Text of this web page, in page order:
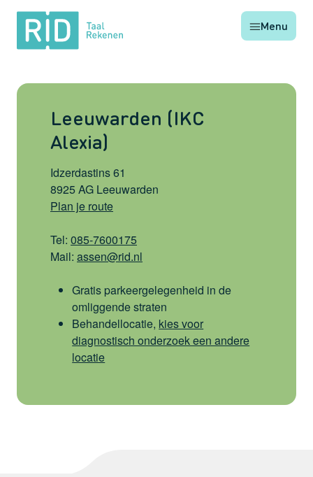
RID
Taal
Rekenen
Menu
Leeuwarden (IKC
Alexia)
Idzerdastins 61
8925 AG Leeuwarden
Plan je route
Tel: 085-7600175
Mail: assen@rid.nl
Gratis parkeergelegenheid in de
omliggende straten
Behandellocatie, kies voor
diagnostisch onderzoek een andere
locatie